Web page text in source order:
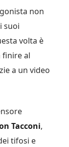
non
suoi
volta è
finire al
a un video
Tacconi,
tifosi e